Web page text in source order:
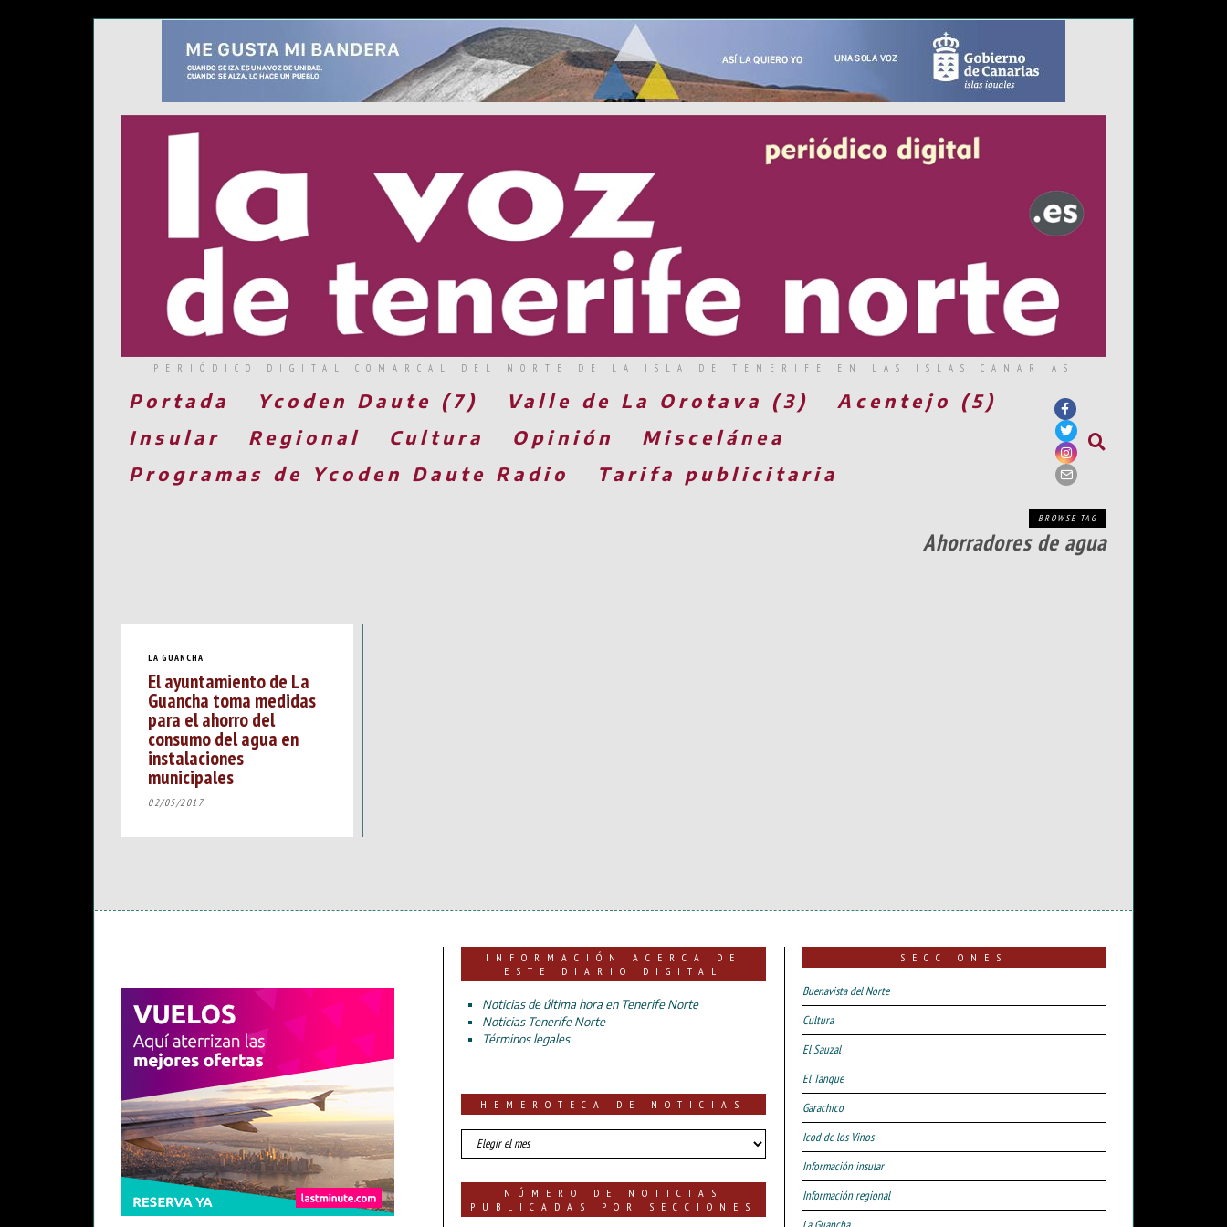
PERIÓDICO DIGITAL COMARCAL DEL NORTE DE LA ISLA DE TENERIFE EN LAS ISLAS CANARIAS
Portada Ycoden Daute (7) Valle de La Orotava (3)
Acentejo (5)
Insular
Regional Cultura Opinión
Miscelánea
Programas de Ycoden Daute Radio
Tarifa publicitaria
BROWSE TAG
Ahorradores de agua
LA GUANCHA
El ayuntamiento de La
Guancha toma medidas
para el ahorro del
consumo del agua en
instalaciones
municipales
02/05/2017
INFORMACIÓN ACERCA DE
ESTE DIARIO DIGITAL
Noticias de última hora en Tenerife Norte
Noticias Tenerife Norte
Términos legales
HEMEROTECA DE NOTICIAS
HEMEROTECA
DE
NÚMERO DE NOTICIAS
PUBLICADAS POR SECCIONES
SECCIONES
Buenavista del Norte
Cultura
El Sauzal
El Tanque
Garachico
Icod de los Vinos
Información insular
Información regional